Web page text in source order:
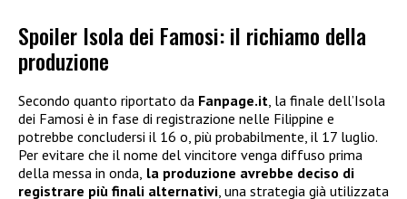
Spoiler Isola dei Famosi: il richiamo della
produzione
Secondo quanto riportato da Fanpage.it , la finale dell’Isola
dei Famosi è in fase di registrazione nelle Filippine e
potrebbe concludersi il 16 o, più probabilmente, il 17 luglio.
Per evitare che il nome del vincitore venga diffuso prima
della messa in onda, la produzione avrebbe deciso di
registrare più finali alternativi , una strategia già utilizzata